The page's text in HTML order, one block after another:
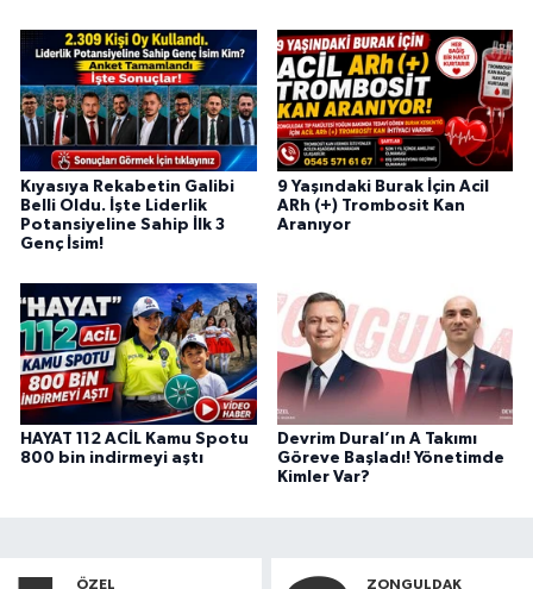
Kıyasıya Rekabetin Galibi
Belli Oldu. İşte Liderlik
Potansiyeline Sahip İlk 3
Genç İsim!
9 Yaşındaki Burak İçin Acil
ARh (+) Trombosit Kan
Aranıyor
HAYAT 112 ACİL Kamu Spotu
800 bin indirmeyi aştı
Devrim Dural’ın A Takımı
Göreve Başladı! Yönetimde
Kimler Var?
ÖZEL ZONGULDAK